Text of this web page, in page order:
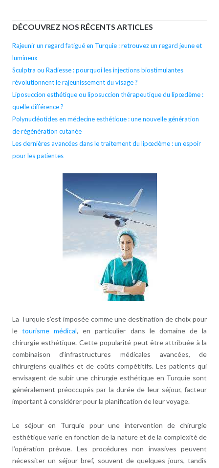
La Turquie s’est imposée comme une destination de choix pour
letourisme médical, en particulier dans le domaine de la
chirurgie esthétique. Cette popularité peut être attribuée à la
combinaison d’infrastructures médicales avancées, de
chirurgiens qualifiés et de coûts compétitifs. Les patients qui
envisagent de subir une chirurgie esthétique en Turquie sont
généralement préoccupés par la durée de leur séjour, facteur
important à considérer pour la planification de leur voyage.
Le séjour en Turquie pour une intervention de chirurgie
esthétique varie en fonction de la nature et de la complexité de
l’opération prévue. Les procédures non invasives peuvent
nécessiter un séjour bref, souvent de quelques jours, tandis
DÉCOUVREZ NOS RÉCENTS ARTICLES
Rajeunir un regard fatigué en Turquie : retrouvez un regard jeune et
lumineux
Sculptra ou Radiesse : pourquoi les injections biostimulantes
révolutionnent le rajeunissement du visage ?
Liposuccion esthétique ou liposuccion thérapeutique du lipœdème :
quelle différence ?
Polynucléotides en médecine esthétique : une nouvelle génération
de régénération cutanée
Les dernières avancées dans le traitement du lipœdème : un espoir
pour les patientes